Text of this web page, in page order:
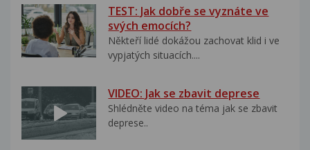
TEST: Jak dobře se vyznáte ve
svých emocích?
Někteří lidé dokážou zachovat klid i ve
vypjatých situacích....
VIDEO: Jak se zbavit deprese
Shlédněte video na téma jak se zbavit
deprese..